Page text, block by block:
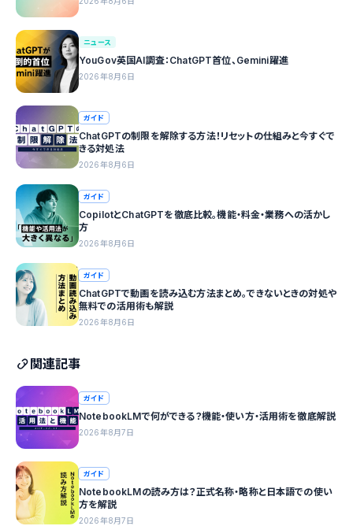
ニュース
YouGov英国AI調査：ChatGPT首位、Gemini躍進
2026年8月6日
ガイド
ChatGPTの制限を解除する方法！リセットの仕組みと今すぐで
きる対処法
2026年8月6日
ガイド
CopilotとChatGPTを徹底比較。機能・料金・業務への活かし
方
2026年8月6日
ガイド
ChatGPTで動画を読み込む方法まとめ。できないときの対処や
無料での活用術も解説
2026年8月6日
関連記事
ガイド
NotebookLMで何ができる？機能・使い方・活用術を徹底解説
2026年8月7日
ガイド
NotebookLMの読み方は？正式名称・略称と日本語での使い
方を解説
2026年8月7日